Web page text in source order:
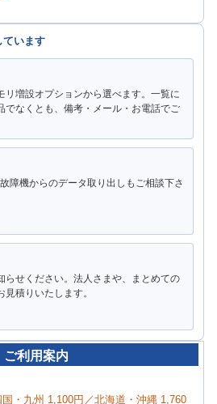
ています
リ増設オプションから選べます。一覧に
でなくとも、備考・メール・お電話でご
障機からのデータ取り出しもご相談下さ
らせください。法人さまや、まとめての
積りいたします。
ご利用案内
・九州 1,100円／北海道・沖縄 1,760